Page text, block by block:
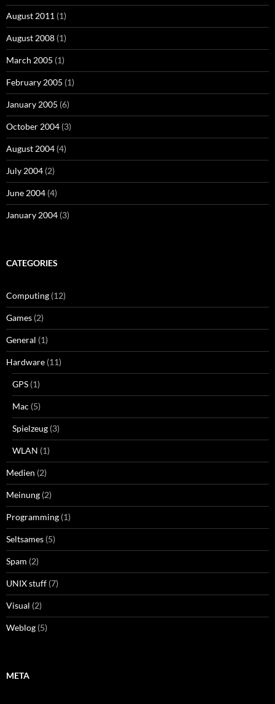
August 2011 (1)
August 2008 (1)
March 2005 (1)
February 2005 (1)
January 2005 (6)
October 2004 (3)
August 2004 (4)
July 2004 (2)
June 2004 (4)
January 2004 (3)
CATEGORIES
Computing (12)
Games (2)
General (1)
Hardware (11)
GPS (1)
Mac (5)
Spielzeug (3)
WLAN (1)
Medien (2)
Meinung (2)
Programming (1)
Seltsames (5)
Spam (2)
UNIX stuff (7)
Visual (2)
Weblog (5)
META